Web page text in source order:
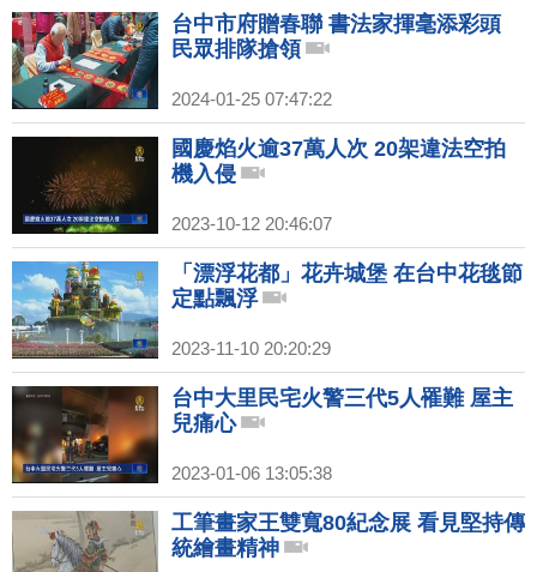
台中市府贈春聯 書法家揮毫添彩頭
民眾排隊搶領
2024-01-25 07:47:22
國慶焰火逾37萬人次 20架違法空拍
機入侵
2023-10-12 20:46:07
「漂浮花都」花卉城堡 在台中花毯節
定點飄浮
2023-11-10 20:20:29
台中大里民宅火警三代5人罹難 屋主
兒痛心
2023-01-06 13:05:38
工筆畫家王雙寬80紀念展 看見堅持傳
統繪畫精神